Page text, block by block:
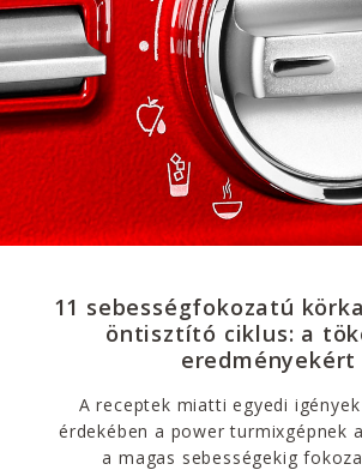
11 sebességfokozatú
öntisztító ciklus: a
eredményekért
A receptek miatti egyedi
érdekében a power turmixgépnek
a magas sebességekig